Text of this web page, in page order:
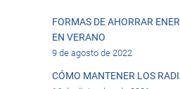
FORMAS DE AHORRAR
EN VERANO
9 de agosto de 2022
CÓMO MANTENER LOS